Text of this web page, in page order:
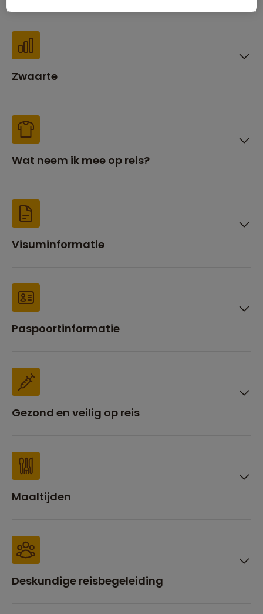
Zwaarte
Wat neem ik mee op reis?
Visuminformatie
Paspoortinformatie
Gezond en veilig op reis
Maaltijden
Deskundige reisbegeleiding